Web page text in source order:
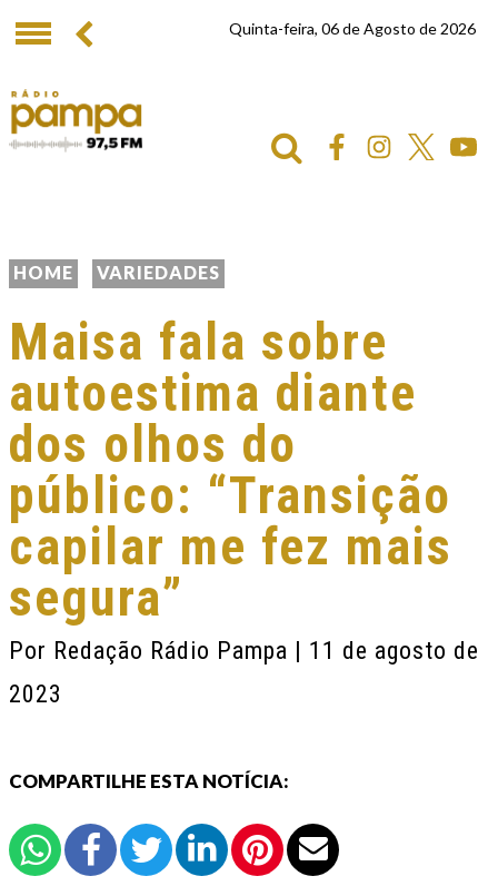
Quinta-feira, 06 de Agosto de 2026
HOME VARIEDADES
Maisa fala sobre
autoestima diante
dos olhos do
público: “Transição
capilar me fez mais
segura”
Por Redação Rádio Pampa | 11 de agosto de
2023
COMPARTILHE ESTA NOTÍCIA: